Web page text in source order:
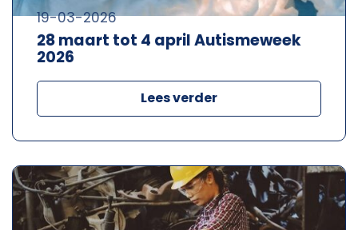
28 maart tot 4 april Autismeweek
2026
19-03-2026
Lees verder